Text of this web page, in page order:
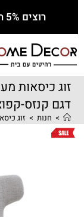
רוצים 5% הנחה לרכישה הראשונה? לחצו כאן!
זוג כיסאות
דגם קנזס-
> חנות > זוג